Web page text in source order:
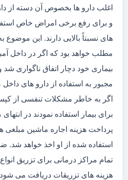
اغلب دارو ها بخصوص آن دسته از
و برای رفع برخی امراض خاص
های نسبتاً بالایی دارند. این موضوع
مطلب خواهد بود که اگر در داخل
بیماری خود دچار اتفاق ناگواری
مجبور به استفاده از دارو های
اگر به خاطر مشکلات تنفسی از
برای بیمار استفاده نمودند در
پرداخت هزینه اجاره ماشین مبلغی
استفاده شده از او اخذ خواهد شد.
تمام مراکز درمانی برای تزریق
هزینه های تزریقات دریافت می